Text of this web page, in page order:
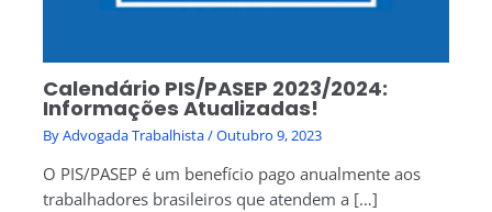
Calendário PIS/PASEP 2023/2024:
Informações Atualizadas!
ByAdvogada Trabalhista/Outubro 9, 2023
O PIS/PASEP é um benefício pago anualmente aos
trabalhadores brasileiros que atendem a […]